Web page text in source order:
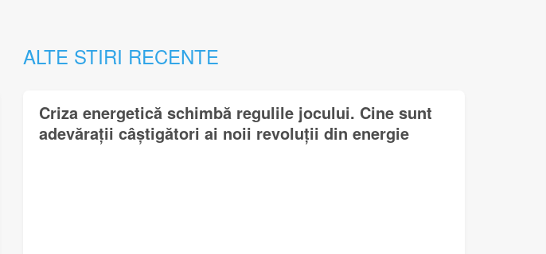
ALTE STIRI RECENTE
Criza energetică schimbă regulile jocului. Cine sunt
adevărații câștigători ai noii revoluții din energie